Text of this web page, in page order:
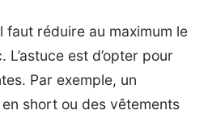
faut réduire au maximum le
est d’opter pour
Par exemple, un
short ou des vêtements